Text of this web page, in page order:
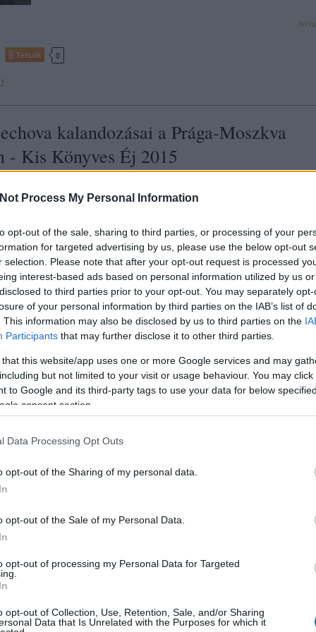
Process My Personal Information
opt-out of the sale, sharing to third parties, or processing of your
for targeted advertising by us, please use the below opt-out
selection. Please note that after your opt-out request is processed
interest-based ads based on personal information utilized by us
to third parties prior to your opt-out. You may separately
of your personal information by third parties on the IAB’s list of
This information may also be disclosed by us to third parties on the
Participants that may further disclose it to other third parties.
that this website/app uses one or more Google services and may
but not limited to your visit or usage behaviour. You may
to Google and its third-party tags to use your data for below
consent section.
Data Processing Opt Outs
opt-out of the Sharing of my personal data.
opt-out of the Sale of my Personal Data.
opt-out of processing my Personal Data for Targeted
opt-out of Collection, Use, Retention, Sale, and/or Sharing
Data that Is Unrelated with the Purposes for which it
Tetszik 0
kalandozásai a Prága-Moszkva
- Kis Könyves Éj 2015
Čechova
Čechova Nem akartam Lenin lenni című könyvével mutatkozik be a
magyar közönségnek az Európai Elsőkönyvesek Fesztiválján, illetve
Könyves Éjen. "Vannak dolgok, amelyek nem változnak. Örök
Tetszik
Klaudia,D.Á., Gajdos Nárcisz, Hanzelik Gábor, Máté András, Süpek Nóra, Vas
2023. Minden jog fenntartva. Az oldalon található összes tartalom a szerzők,
tulajdonát képezi, mindennemű nyomtatott vagy elektronikus, részleges vagy